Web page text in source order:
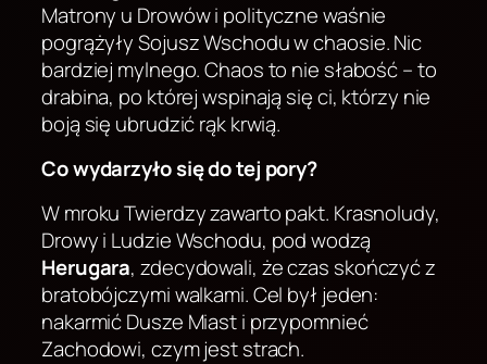
Matrony u Drowów i polityczne waśnie
pogrążyły Sojusz Wschodu w chaosie. Nic
bardziej mylnego. Chaos to nie słabość – to
drabina, po której wspinają się ci, którzy nie
boją się ubrudzić rąk krwią.
Co wydarzyło się do tej pory?
W mroku Twierdzy zawarto pakt. Krasnoludy,
Drowy i Ludzie Wschodu, pod wodzą
Herugara, zdecydowali, że czas skończyć z
bratobójczymi walkami. Cel był jeden:
nakarmić Dusze Miast i przypomnieć
Zachodowi, czym jest strach.